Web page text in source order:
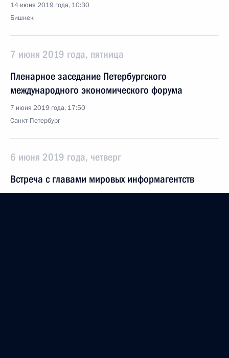
14 июня 2019 года, 10:30
Бишкек
7 июня 2019 года, пятница
Пленарное заседание Петербургского
международного экономического форума
7 июня 2019 года, 17:50
Санкт-Петербург
6 июня 2019 года, четверг
Встреча с главами мировых информагентств